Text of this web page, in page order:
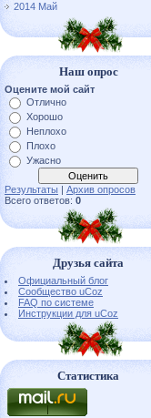
2014 Май
Наш опрос
Оцените мой сайт
Отлично
Хорошо
Неплохо
Плохо
Ужасно
Результаты | Архив опросов
Всего ответов: 0
Друзья сайта
Официальный блог
Сообщество uCoz
FAQ по системе
Инструкции для uCoz
Статистика